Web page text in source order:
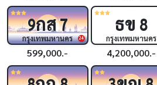
24
9กส7
กรุงเทพมหานคร
599,000.-
ธข 8
กรุงเทพมหานคร
4,200,000.-